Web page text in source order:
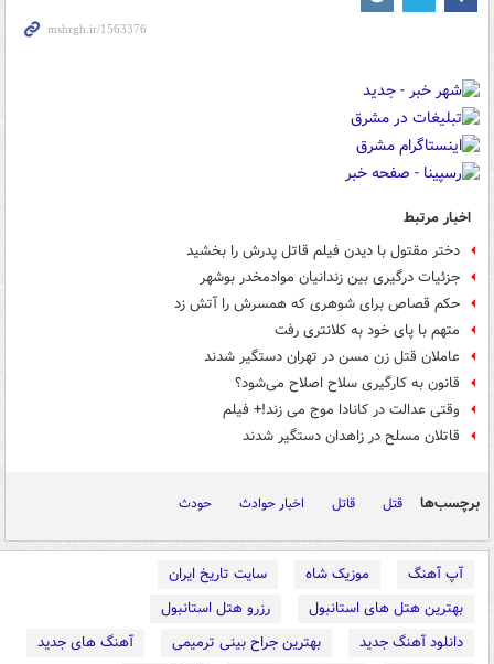
اخبار مرتبط
دختر مقتول با دیدن فیلم قاتل پدرش را بخشید
جزئیات درگیری بین زندانیان موادمخدر بوشهر
حکم قصاص برای شوهری که همسرش را آتش زد
متهم با پای خود به کلانتری رفت
عاملان قتل زن مسن در تهران دستگیر شدند
قانون به کارگیری سلاح اصلاح می‌شود؟
وقتی عدالت در کانادا موج می زند!+ فیلم
قاتلان مسلح در زاهدان دستگیر شدند
برچسب‌ها قتل قاتل اخبار حوادث حودث
آپ آهنگ موزیک شاه
سایت تاریخ ایران
بهترین هتل های استانبول
رزرو هتل استانبول
دانلود آهنگ جدید
بهترین جراح بینی ترمیمی
آهنگ های جدید